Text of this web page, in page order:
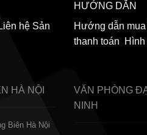
Liên hệ Sản
HƯỚNG DẪN
Hướng dẫn
thanh toán
HÀ NỘI
Biên Hà Nội
VĂN PHÒNG
NINH